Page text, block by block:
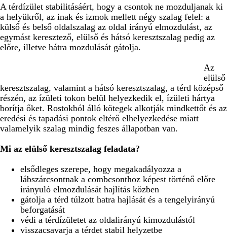
A térdízület stabilitásáért, hogy a csontok ne mozduljanak ki
a helyükről, az inak és izmok mellett négy szalag felel: a
külső és belső oldalszalag az oldal irányú elmozdulást, az
egymást keresztező, elülső és hátsó keresztszalag pedig az
előre, illetve hátra mozdulását gátolja.
Az
elülső
keresztszalag, valamint a hátsó keresztszalag, a térd középső
részén, az ízületi tokon belül helyezkedik el, ízületi hártya
borítja őket. Rostokból álló kötegek alkotják mindkettőt és az
eredési és tapadási pontok eltérő elhelyezkedése miatt
valamelyik szalag mindig feszes állapotban van.
Mi az elülső keresztszalag feladata?
elsődleges szerepe, hogy megakadályozza a
lábszárcsontnak a combcsonthoz képest történő előre
irányuló elmozdulását hajlítás közben
gátolja a térd túlzott hatra hajlását és a tengelyirányú
beforgatását
védi a térdízületet az oldalirányú kimozdulástól
visszacsavarja a térdet stabil helyzetbe